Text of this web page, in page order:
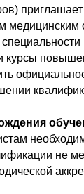
медицинским
курсы
не